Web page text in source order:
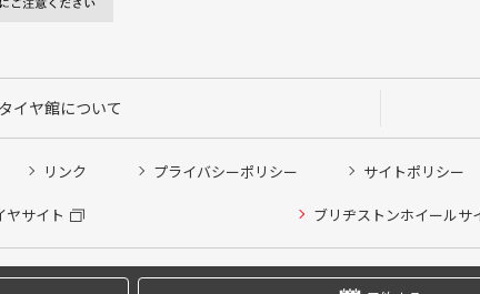
タイヤ館について
リンク プライバシーポリシー サイトポリシー
ヤサイト ブリヂストンホイールサ
Copyright © 2024 Bridgestone Retail Co.,Ltd. All
オイル交換/その他ピット作業の予約
タイヤ履き替えを希望のクローク契約会員の方はこちらを選択ください
ローク契約会員の方はご利用いただけません